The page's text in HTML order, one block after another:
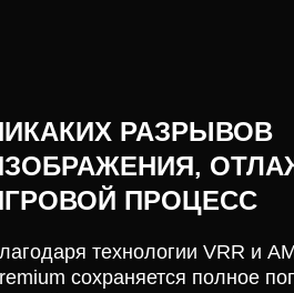
РАЗРЫВОВ
ПРОЦЕСС
технологии VRR и
сохраняется полное